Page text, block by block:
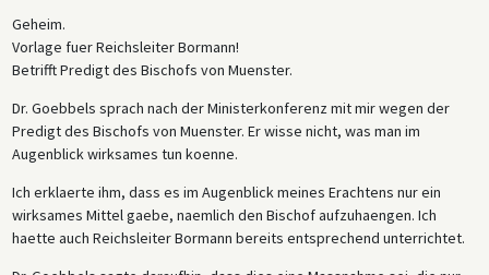
Geheim.
Vorlage fuer Reichsleiter Bormann!
Betrifft Predigt des Bischofs von Muenster.
Dr. Goebbels sprach nach der Ministerkonferenz mit mir wegen der
Predigt des Bischofs von Muenster. Er wisse nicht, was man im
Augenblick wirksames tun koenne.
Ich erklaerte ihm, dass es im Augenblick meines Erachtens nur ein
wirksames Mittel gaebe, naemlich den Bischof aufzuhaengen. Ich
haette auch Reichsleiter Bormann bereits entsprechend unterrichtet.